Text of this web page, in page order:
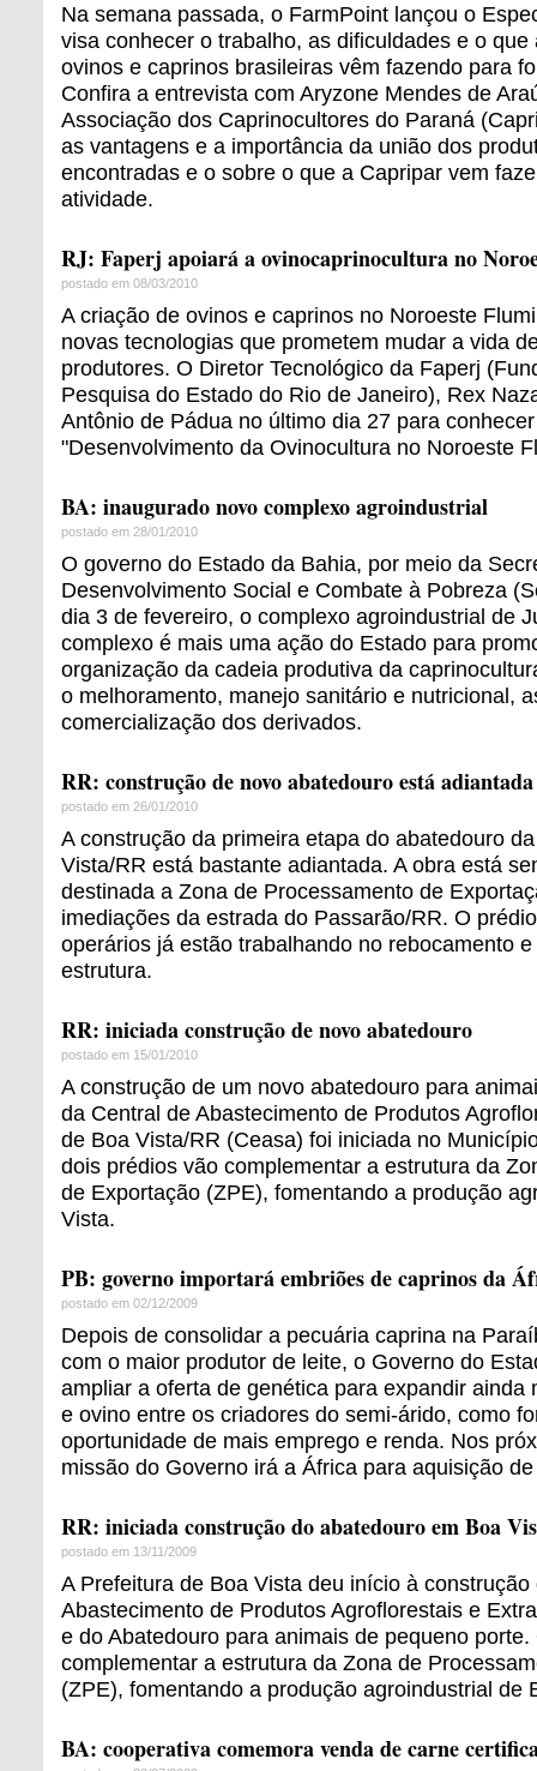
Na semana passada, o FarmPoint lançou o
visa conhecer o trabalho, as dificuldades e o
ovinos e caprinos brasileiras vêm fazendo para
Confira a entrevista com Aryzone Mendes de
Associação dos Caprinocultores do Paraná
as vantagens e a importância da união dos
encontradas e o sobre o que a Capripar vem
atividade.
RJ: Faperj apoiará a ovinocaprinocultura no
postado em 08/03/2010
A criação de ovinos e caprinos no Noroeste
novas tecnologias que prometem mudar a vida
produtores. O Diretor Tecnológico da Faperj
Pesquisa do Estado do Rio de Janeiro), Rex
Antônio de Pádua no último dia 27 para
"Desenvolvimento da Ovinocultura no Noroeste
BA: inaugurado novo complexo agroindustrial
postado em 28/01/2010
O governo do Estado da Bahia, por meio da
Desenvolvimento Social e Combate à Pobreza
dia 3 de fevereiro, o complexo agroindustrial de
complexo é mais uma ação do Estado para
organização da cadeia produtiva da
o melhoramento, manejo sanitário e nutricional,
comercialização dos derivados.
RR: construção de novo abatedouro está adiantada
postado em 26/01/2010
A construção da primeira etapa do abatedouro
Vista/RR está bastante adiantada. A obra está
destinada a Zona de Processamento de
imediações da estrada do Passarão/RR. O
operários já estão trabalhando no rebocamento
estrutura.
RR: iniciada construção de novo abatedouro
postado em 15/01/2010
A construção de um novo abatedouro para
da Central de Abastecimento de Produtos
de Boa Vista/RR (Ceasa) foi iniciada no
dois prédios vão complementar a estrutura da
de Exportação (ZPE), fomentando a produção
Vista.
PB: governo importará embriões de caprinos da
postado em 02/12/2009
Depois de consolidar a pecuária caprina na
com o maior produtor de leite, o Governo do
ampliar a oferta de genética para expandir ainda
e ovino entre os criadores do semi-árido, como
oportunidade de mais emprego e renda. Nos
missão do Governo irá a África para aquisição
RR: iniciada construção do abatedouro em Boa
postado em 13/11/2009
A Prefeitura de Boa Vista deu início à
Abastecimento de Produtos Agroflorestais e
e do Abatedouro para animais de pequeno
complementar a estrutura da Zona de
(ZPE), fomentando a produção agroindustrial de
BA: cooperativa comemora venda de carne